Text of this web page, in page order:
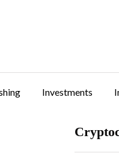
Investments